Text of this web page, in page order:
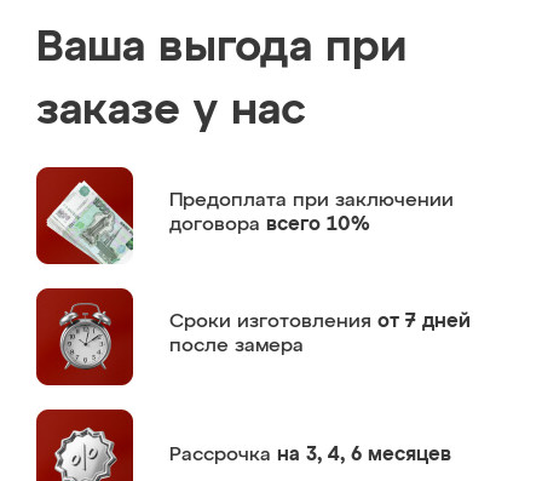
Ваша выгода при
заказе у нас
Предоплата при заключении
договора всего 10%
Сроки изготовления от 7 дней
после замера
Рассрочка на 3, 4, 6 месяцев